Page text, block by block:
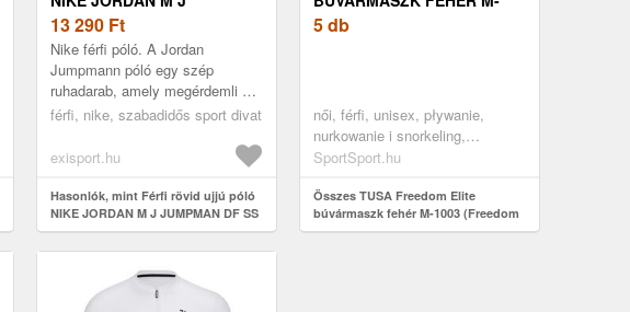
JUMPMAN DF SS CREW-
687-RED
13 290 Ft
Nike férfi póló. A Jordan
Jumpmann póló egy szép
ruhadarab, amely megérdemli a
helyet a gardróbban. A divatos
farmer...
férfi, nike, szabadidős sport divat
exisport.hu
Hasonlók, mint Férfi rövid ujjú póló
NIKE JORDAN M J JUMPMAN DF SS
CREW-687-Red
1003 (FREEDOM ELITE M
5 db
női, férfi, unisex, pływanie,
nurkowanie i snorkeling,
nurkowanie i snorkeling maska,
SportSport.hu
Összes TUSA Freedom Elite
búvármaszk fehér M-1003 (Freedom
Elite M 1003)